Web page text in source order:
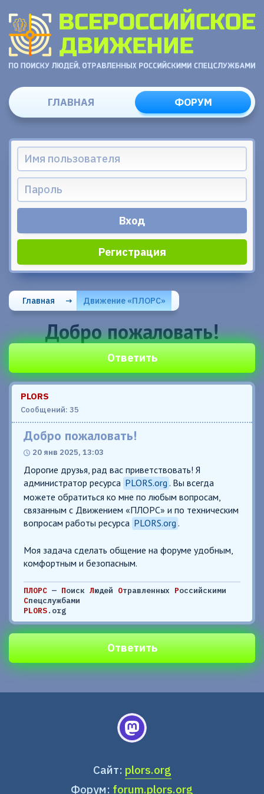
ГЛАВНАЯ ФОРУМ
Регистрация
Главная → Движение «ПЛОРС»
Добро пожаловать!
Ответить
PLORS
Сообщений: 35
Добро пожаловать!
20 янв 2025, 13:03
Дорогие друзья, рад вас приветствовать! Я
администратор ресурса PLORS.org . Вы всегда
можете обратиться ко мне по любым вопросам,
связанным с Движением «ПЛОРС» и по техническим
вопросам работы ресурса PLORS.org .
Моя задача сделать общение на форуме удобным,
комфортным и безопасным.
ПЛОРС — Поиск Людей Отравленных Российскими
Спецслужбами
PLORS.org
Ответить
Сайт: plors.org
Форум: forum.plors.org